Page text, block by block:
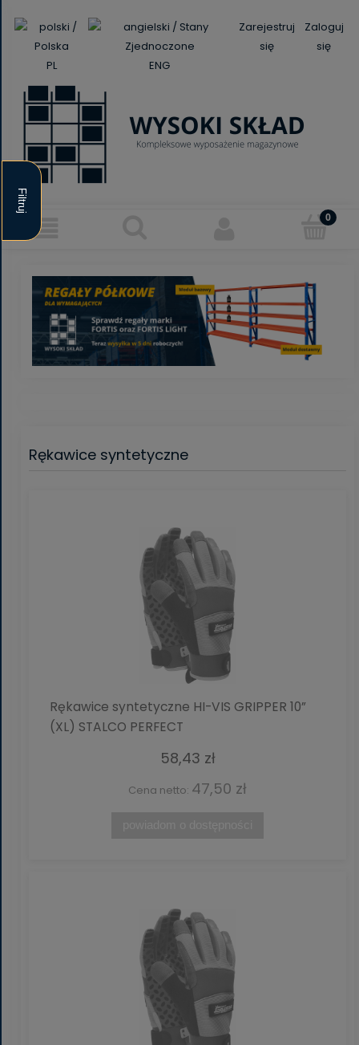
PL ENG
Zarejestruj
się
Zaloguj
się
Filtruj
Rękawice syntetyczne
Rękawice syntetyczne HI-VIS GRIPPER 10”
(XL) STALCO PERFECT
58,43 zł
Cena netto: 47,50 zł